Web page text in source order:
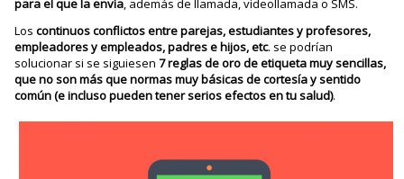
para el que la envía, además de llamada, vídeollamada o SMS.
Loscontinuos conflictos entre parejas, estudiantes y profesores,
empleadores y empleados, padres e hijos, etc. se podrían
solucionar si se siguiesen7 reglas de oro de etiqueta muy sencillas,
que no son más que normas muy básicas de cortesía y sentido
común (e incluso pueden tener serios efectos en tu salud).